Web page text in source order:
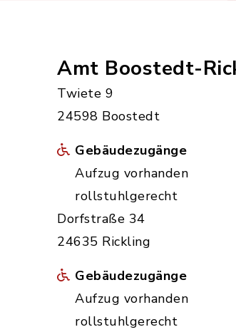
Amt Boostedt-
Twiete 9
24598 Boostedt
Gebäudezugänge
Aufzug vorhanden
rollstuhlgerecht
Dorfstraße 34
24635 Rickling
Gebäudezugänge
Aufzug vorhanden
rollstuhlgerecht